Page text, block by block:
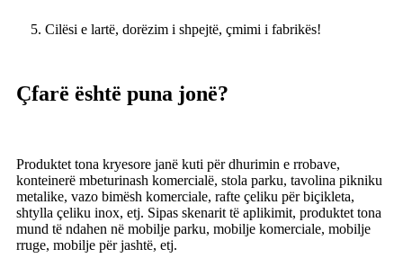
5. Cilësi e lartë, dorëzim i shpejtë, çmimi i fabrikës!
Çfarë është puna jonë?
Produktet tona kryesore janë kuti për dhurimin e rrobave,
konteinerë mbeturinash komercialë, stola parku, tavolina pikniku
metalike, vazo bimësh komerciale, rafte çeliku për biçikleta,
shtylla çeliku inox, etj. Sipas skenarit të aplikimit, produktet tona
mund të ndahen në mobilje parku, mobilje komerciale, mobilje
rruge, mobilje për jashtë, etj.